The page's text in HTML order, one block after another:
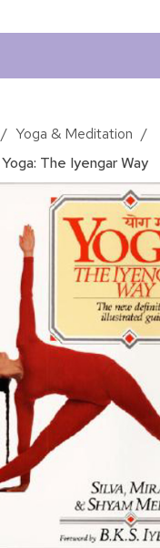
/ Yoga & Meditation /
Yoga: The Iyengar Way